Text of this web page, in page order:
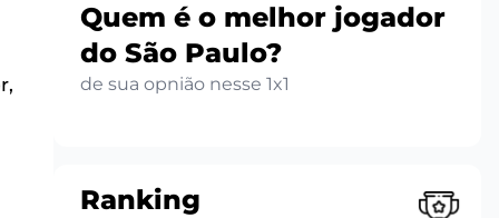
Quem é o melhor jogador
do São Paulo?
de sua opnião nesse 1x1
Ranking